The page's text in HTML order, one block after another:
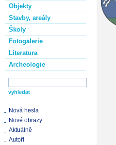
Objekty
Stavby, areály
Školy
Fotogalerie
Literatura
Archeologie
Nová hesla
Nové obrazy
Aktuálně
Autoři